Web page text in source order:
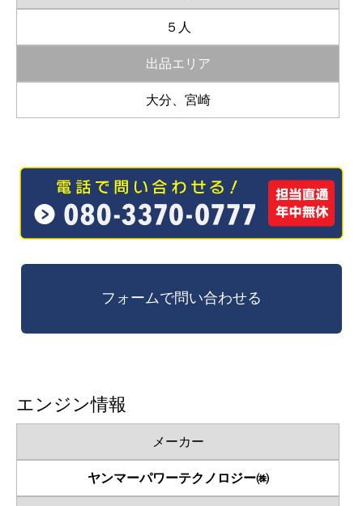
５人
出品エリア
大分、宮崎
エンジン情報
メーカー
ヤンマーパワーテクノロジー㈱